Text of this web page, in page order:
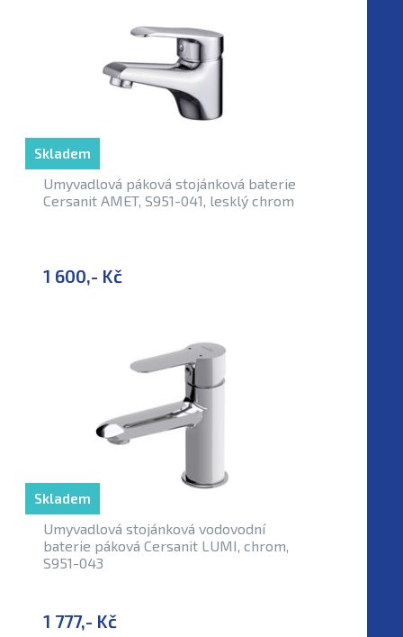
Umyvadlová páková stojánková baterie
Cersanit AMET, S951-041, lesklý chrom
1 600,- Kč
Skladem
Umyvadlová stojánková vodovodní
baterie páková Cersanit LUMI, chrom,
S951-043
1 777,- Kč
Skladem